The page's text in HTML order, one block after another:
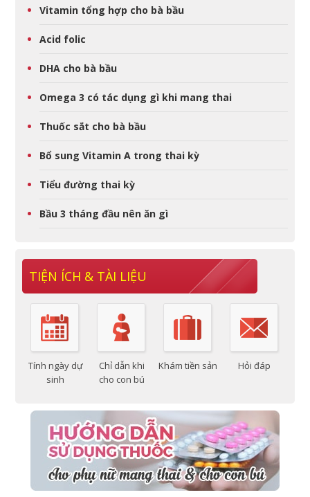
Vitamin tổng hợp cho bà bầu
Acid folic
DHA cho bà bầu
Omega 3 có tác dụng gì khi mang thai
Thuốc sắt cho bà bầu
Bổ sung Vitamin A trong thai kỳ
Tiểu đường thai kỳ
Bầu 3 tháng đầu nên ăn gì
TIỆN ÍCH & TÀI LIỆU
Tính ngày dự
sinh
Chỉ dẫn khi
cho con bú
Khám tiền sản Hỏi đáp